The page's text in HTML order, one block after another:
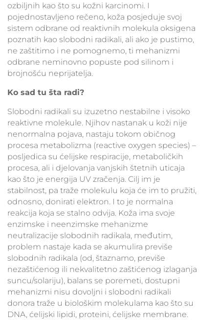
ozbiljnih kao što su kožni karcinomi. I
pojednostavljeno rečeno, koža posjeduje svoj
sistem odbrane od reaktivnih molekula oksigena
poznatih kao slobodni radikali, ali ako je pustimo,
ne zaštitimo i ne pomognemo, ti mehanizmi
odbrane neminovno popuste pod silinom i
brojnošću neprijatelja.
Ko sad tu šta radi?
Slobodni radikali su izuzetno nestabilne i visoko
reaktivne molekule. Njihov nastanak u koži nije
nenormalna pojava, nastaju tokom običnog
procesa metabolizma (reactive oxygen species) –
posljedica su ćelijske respiracije, metaboličkih
procesa, ali i djelovanja vanjskih štetnih uticaja
kao što je energija UV zračenja. Cilj im je
stabilnost, pa traže molekulu koja će im to pružiti,
odnosno, donirati elektron. I to je normalna
reakcija koja se stalno odvija. Koža ima svoje
enzimske i neenzimske mehanizme
neutralizacije slobodnih radikala, međutim,
problem nastaje kada se akumulira previše
slobodnih radikala (od, štaznamo, previše
nezaštićenog ili nekvalitetno zaštićenog izlaganja
suncu/solariju), balans se poremeti, dostupni
mehanizmi nisu dovoljni i slobodni radikali
donora traže u biološkim molekulama kao što su
DNA, ćelijski lipidi, proteini, ćelijske membrane.